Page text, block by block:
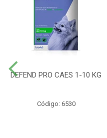
DEFEND PRO CAES 1-10 KG
Código: 6530